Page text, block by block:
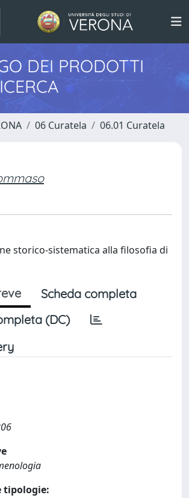
DEI PRODOTTI
06 Curatela 06.01 Curatela
storico-sistematica alla filosofia di
Scheda completa
(DC)
tipologie: